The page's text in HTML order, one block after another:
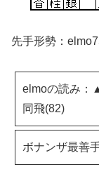
先手形勢：
elmoの読み
同飛(82)
ボナンザ最善